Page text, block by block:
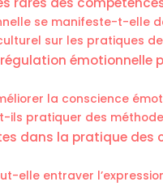
se manifeste-t-elle
sur les pratiques
émotionnelle
la conscience
ils pratiquer des
dans la pratique
elle entraver